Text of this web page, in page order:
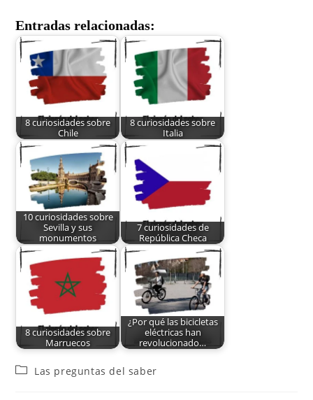
Entradas relacionadas:
8 curiosidades sobre
Chile
8 curiosidades sobre
Italia
10 curiosidades sobre
Sevilla y sus
monumentos
7 curiosidades de
República Checa
8 curiosidades sobre
Marruecos
¿Por qué las bicicletas
eléctricas han
revolucionado…
Las preguntas del saber